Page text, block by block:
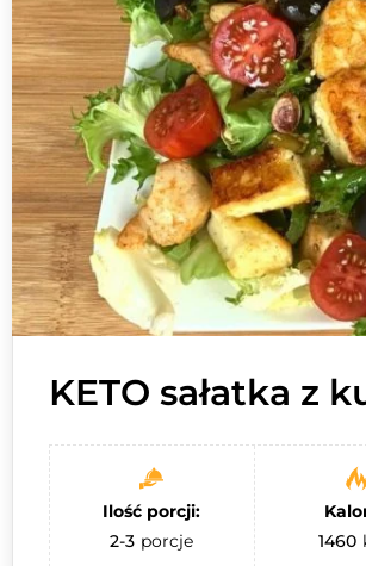
KETO sałatka z
Ilość porcji:
2-3 porcje
1460